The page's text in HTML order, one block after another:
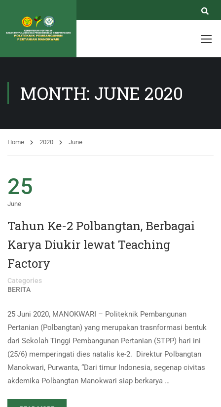
MONTH: JUNE 2020
Home 2020 June
25
June
Tahun Ke-2 Polbangtan, Berbagai
Karya Diukir lewat Teaching
Factory
Categories
BERITA
25 Juni 2020, MANOKWARI – Politeknik Pembangunan
Pertanian (Polbangtan) yang merupakan trasnformasi bentuk
dari Sekolah Tinggi Pembangunan Pertanian (STPP) hari ini
(25/6) memperingati dies natalis ke-2. Direktur Polbangtan
Manokwari, Purwanta, “Dari timur Indonesia, segenap civitas
akdemika Polbangtan Manokwari siap berkarya …